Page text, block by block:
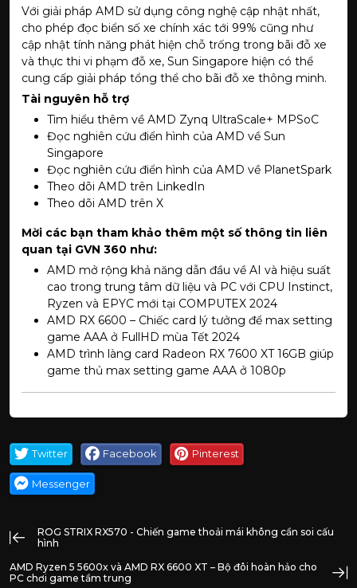
Với giải pháp AMD sử dụng công nghệ cập nhật nhất,
cho phép đọc biển số xe chính xác tới 99% cũng như
cập nhật tính năng phát hiện chỗ trống trong bãi đỗ xe
và thực thi vi phạm đỗ xe, Sun Singapore hiện có thể
cung cấp giải pháp tổng thể cho bãi đỗ xe thông minh.
Tài nguyên hỗ trợ
Tìm hiểu thêm về AMD Zynq UltraScale+ MPSoC
Đọc nghiên cứu điển hình của AMD về Sun
Singapore
Đọc nghiên cứu điển hình của AMD về PlanetSpark
Theo dõi AMD trên LinkedIn
Theo dõi AMD trên X
Mời các bạn tham khảo thêm một số thông tin liên
quan tại GVN 360 như:
AMD mở rộng khả năng dẫn đầu về AI và hiệu suất
cao trong trung tâm dữ liệu và PC với CPU Instinct,
Ryzen và EPYC mới tại COMPUTEX 2024
AMD RX 6600 – Chiếc card lý tưởng để max setting
game AAA ở FullHD mùa Tết 2024
AMD trình làng card Radeon RX 7600 XT 16GB giúp
game thủ max setting game AAA ở 1080p
Twitter Facebook Pinterest
Messenger
ROG STRIX RX570 - Chiến game thoải mái không cần soi cấu
hình
AMD Ryzen 5 5600x và AMD RX 6600 XT – Bộ đôi hoàn hảo cho
PC chơi game tầm trung